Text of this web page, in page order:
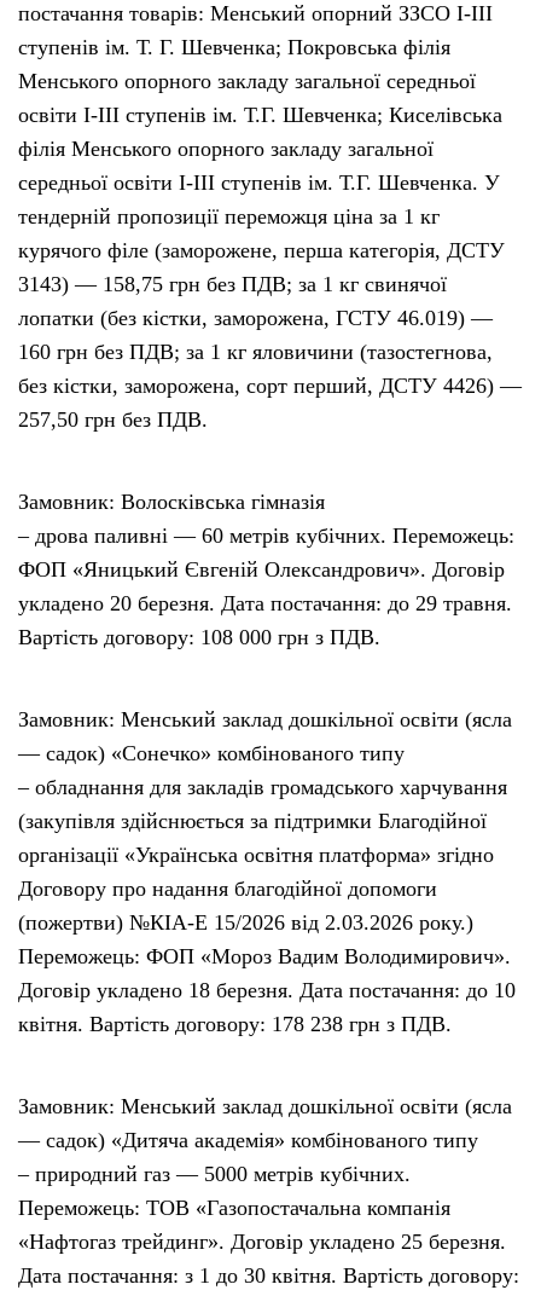
постачання товарів: Менський опорний ЗЗСО І-ІІІ
ступенів ім. Т. Г. Шевченка; Покровська філія
Менського опорного закладу загальної середньої
освіти І-ІІІ ступенів ім. Т.Г. Шевченка; Киселівська
філія Менського опорного закладу загальної
середньої освіти І-ІІІ ступенів ім. Т.Г. Шевченка. У
тендерній пропозиції переможця ціна за 1 кг
курячого філе (заморожене, перша категорія, ДСТУ
3143) — 158,75 грн без ПДВ; за 1 кг свинячої
лопатки (без кістки, заморожена, ГСТУ 46.019) —
160 грн без ПДВ; за 1 кг яловичини (тазостегнова,
без кістки, заморожена, сорт перший, ДСТУ 4426) —
257,50 грн без ПДВ.
Замовник: Волосківська гімназія
– дрова паливні — 60 метрів кубічних. Переможець:
ФОП «Яницький Євгеній Олександрович». Договір
укладено 20 березня. Дата постачання: до 29 травня.
Вартість договору: 108 000 грн з ПДВ.
Замовник: Менський заклад дошкільної освіти (ясла
— садок) «Сонечко» комбінованого типу
– обладнання для закладів громадського харчування
(закупівля здійснюється за підтримки Благодійної
організації «Українська освітня платформа» згідно
Договору про надання благодійної допомоги
(пожертви) №КІА-Е 15/2026 від 2.03.2026 року.)
Переможець: ФОП «Мороз Вадим Володимирович».
Договір укладено 18 березня. Дата постачання: до 10
квітня. Вартість договору: 178 238 грн з ПДВ.
Замовник: Менський заклад дошкільної освіти (ясла
— садок) «Дитяча академія» комбінованого типу
– природний газ — 5000 метрів кубічних.
Переможець: ТОВ «Газопостачальна компанія
«Нафтогаз трейдинг». Договір укладено 25 березня.
Дата постачання: з 1 до 30 квітня. Вартість договору: